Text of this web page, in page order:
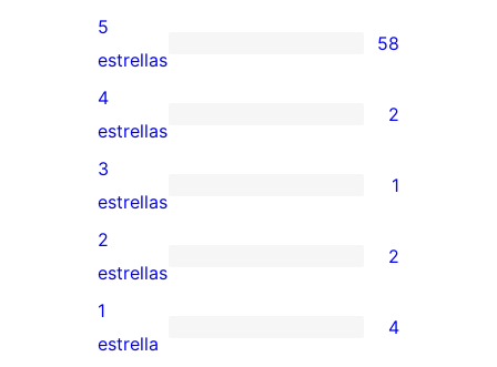
58
valoraciones
de
5
estrellas
5
estrellas
58
2
valoraciones
de
4
estrellas
4
estrellas
2
1
valoración
de
3
estrellas
3
estrellas
1
2
valoraciones
de
2
estrellas
2
4
1
estrella
4